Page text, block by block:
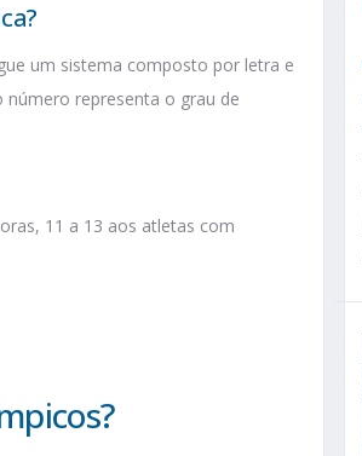
um sistema composto por letra e
representa o grau de
11 a 13 aos atletas com